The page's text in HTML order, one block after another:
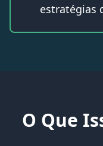
estratégias
O Que